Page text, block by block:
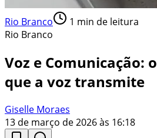
Rio Branco 1 min de leitura
Rio Branco
Voz e Comunicação: o
que a voz transmite
Giselle Moraes
13 de março de 2026 às 16:18